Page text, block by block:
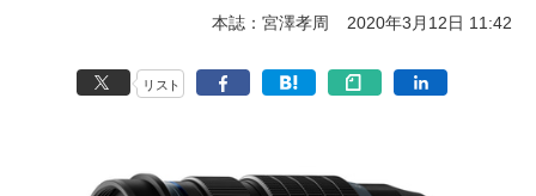
本誌：宮澤孝周 2020年3月12日 11:42
リスト